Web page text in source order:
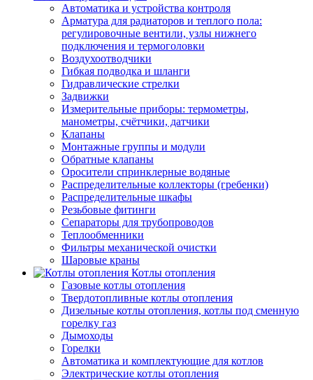
Автоматика и устройства контроля
Арматура для радиаторов и теплого пола:
регулировочные вентили, узлы нижнего
подключения и термоголовки
Воздухоотводчики
Гибкая подводка и шланги
Гидравлические стрелки
Задвижки
Измерительные приборы: термометры,
манометры, счётчики, датчики
Клапаны
Монтажные группы и модули
Обратные клапаны
Оросители спринклерные водяные
Распределительные коллекторы (гребенки)
Распределительные шкафы
Резьбовые фитинги
Сепараторы для трубопроводов
Теплообменники
Фильтры механической очистки
Шаровые краны
Котлы отопления
Газовые котлы отопления
Твердотопливные котлы отопления
Дизельные котлы отопления, котлы под сменную
горелку газ
Дымоходы
Горелки
Автоматика и комплектующие для котлов
Электрические котлы отопления